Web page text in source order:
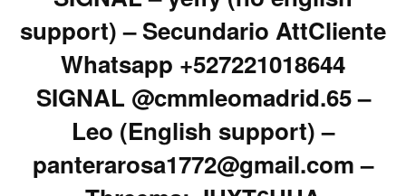
support) – Secundario AttCliente
Whatsapp +527221018644
SIGNAL @cmmleomadrid.65 –
Leo (English support) –
panterarosa1772@gmail.com –